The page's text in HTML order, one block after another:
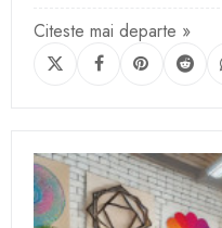
Citeste mai departe »